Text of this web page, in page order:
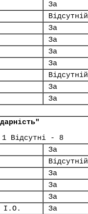
За
Відсутній
За
За
За
За
Відсутній
За
За
Відсутні - 8
За
Відсутній
За
За
За
І.О.
За